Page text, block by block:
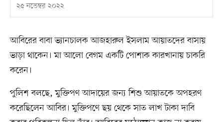
২৫ নভেম্বর ২০২২
আবিরের বাবা ভ্যানচালক আজহারুল ইসলাম আয়াতদের বাসায়
ভাড়া থাকেন। মা আলো বেগম একটি পোশাক কারখানায় চাকরি
করেন।
পুলিশ বলছে, মুক্তিপণ আদায়ের জন্য শিশু আয়াতকে অপহরণ
করেছিলেন আবির। মুক্তিপণে ছয় থেকে সাত লাখ টাকা দাবি